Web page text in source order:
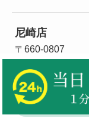
尼崎店
〒660-0807
BLDG.3F-2
簡単ネット予約